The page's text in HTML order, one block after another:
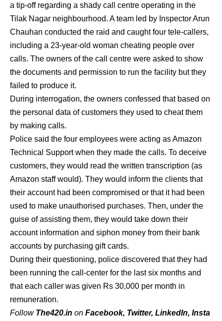
a tip-off regarding a shady call centre operating in the
Tilak Nagar neighbourhood. A team led by Inspector Arun
Chauhan conducted the raid and caught four tele-callers,
including a 23-year-old woman cheating people over
calls. The owners of the call centre were asked to show
the documents and permission to run the facility but they
failed to produce it.
During interrogation, the owners confessed that based on
the personal data of customers they used to cheat them
by making calls.
Police said the four employees were acting as Amazon
Technical Support when they made the calls. To deceive
customers, they would read the written transcription (as
Amazon staff would). They would inform the clients that
their account had been compromised or that it had been
used to make unauthorised purchases. Then, under the
guise of assisting them, they would take down their
account information and siphon money from their bank
accounts by purchasing gift cards.
During their questioning, police discovered that they had
been running the call-center for the last six months and
that each caller was given Rs 30,000 per month in
remuneration.
Follow The420.in on Facebook, Twitter, LinkedIn, Insta